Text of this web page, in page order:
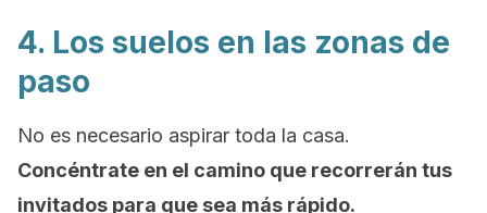
4. Los suelos en las zonas de
paso
No es necesario aspirar toda la casa.
Concéntrate en el camino que recorrerán tus
invitados para que sea más rápido.